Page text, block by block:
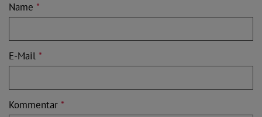
Name *
E-Mail *
Kommentar *